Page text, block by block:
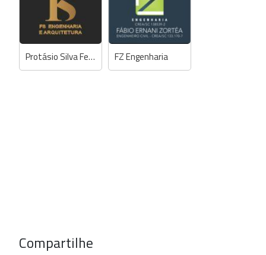
Protásio Silva Ferreira - Engº Civil FZ Engenharia
Compartilhe